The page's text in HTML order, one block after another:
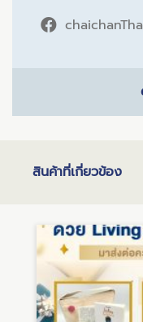
สินค้าที่เกี่ยวข้อง